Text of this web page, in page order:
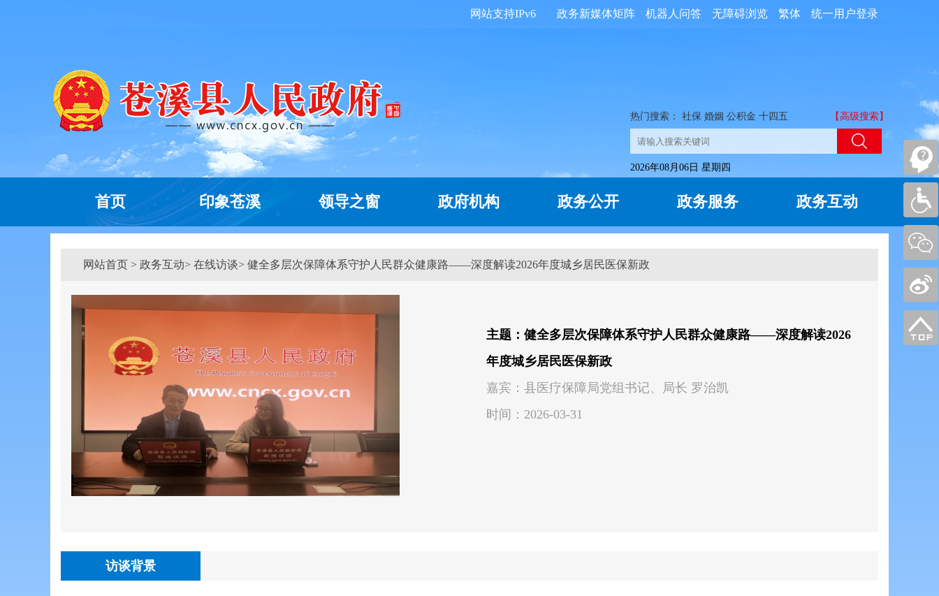
统一用户登录
繁体
无障碍浏览
机器人问答
政务新媒体矩阵
网站支持IPv6
热门搜索： 社保 婚姻 公积金 十四五 【高级搜索】
2026年08月06日 星期四
首页 印象苍溪 领导之窗 政府机构 政务公开 政务服务 政务互动
网站首页 > 政务互动> 在线访谈> 健全多层次保障体系守护人民群众健康路——深度解读2026年度城乡居民医保新政
主题：健全多层次保障体系守护人民群众健康路——深度解读2026
年度城乡居民医保新政
嘉宾：县医疗保障局党组书记、局长 罗治凯
时间：2026-03-31
访谈背景